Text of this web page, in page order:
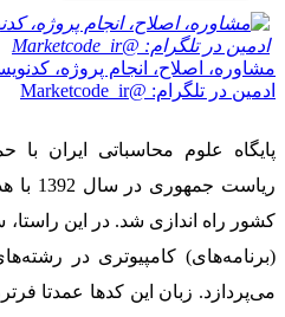
مشاوره، اصلاح، انجام پروژه،
ادمین در تلگرام: @Marketcode_ir
پایگاه علوم محاسباتی ایران
کشور راه اندازی شد. در این
(برنامه‌های) کامپیوتری در